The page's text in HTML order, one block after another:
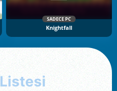
SADECE PC
Knightfall
Listesi